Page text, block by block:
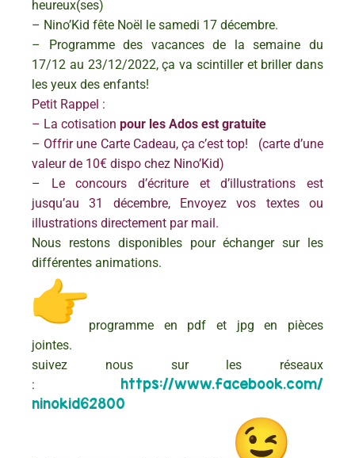
heureux(ses)
– Nino’Kid fête Noël le samedi 17 décembre.
– Programme des vacances de la semaine du
17/12 au 23/12/2022, ça va scintiller et briller dans
les yeux des enfants!
Petit Rappel :
– La cotisation pour les Ados est gratuite
– Offrir une Carte Cadeau, ça c’est top! (carte d’une
valeur de 10€ dispo chez Nino’Kid)
– Le concours d’écriture et d’illustrations est
jusqu’au 31 décembre, Envoyez vos textes ou
illustrations directement par mail.
Nous restons disponibles pour échanger sur les
différentes animations.
programme en pdf et jpg en pièces
jointes.
suivez nous sur les réseaux
: https://www.facebook.com/
ninokid62800